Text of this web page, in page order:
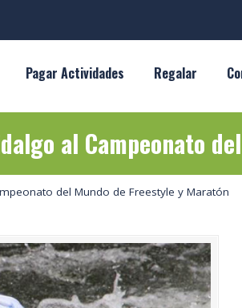
Pagar Actividades Regalar
al Campeonato
del Mundo de Freestyle y Maratón